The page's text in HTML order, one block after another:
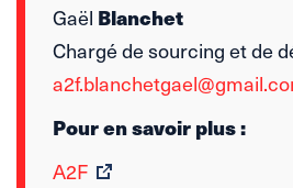
Gaël Blanchet
Chargé de sourcing et de
Pour en savoir plus :
A2F